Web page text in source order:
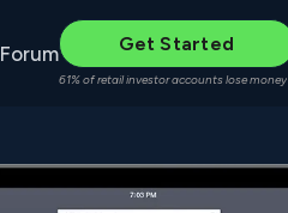
Forum Get Started
61% of retail investor accounts lose money